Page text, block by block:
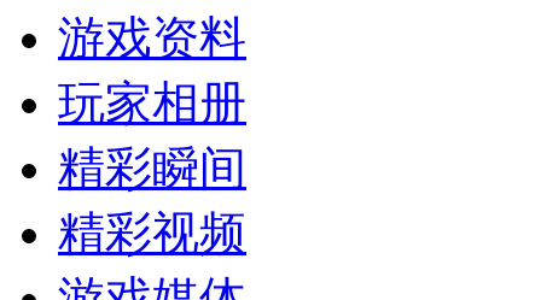
游戏资料
玩家相册
精彩瞬间
精彩视频